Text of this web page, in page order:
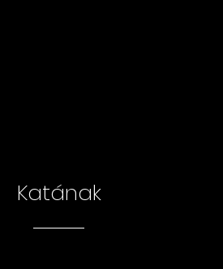
Katának